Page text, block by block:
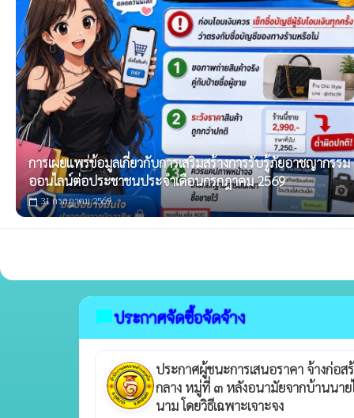
การเผยแพร่ข้อมูลเกี่ยวกับการเสริมสร้างการรับรู้ภัยอาชญากรรม
ออนไลน์ต่อประชาชนประจำเดือนกรกฎาคม 2569
calendar_today 31 กรกฎาคม 2569
chat_bubbleประกาศจัดซื้อจัดจ้าง
ประกาศผู้ชนะการเสนอราคา จ้างก่อส
กลาง หมู่ที่ ๓ หลังอนามัยจากบ้านนา
นาม โดยวิธีเฉพาะเจาะจง